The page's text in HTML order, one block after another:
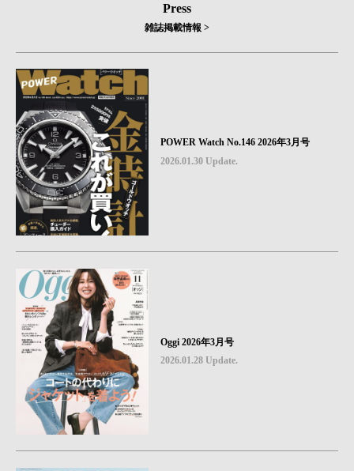
Press
雑誌掲載情報 >
POWER Watch No.146 2026年3月号
2026.01.30 Update.
Oggi 2026年3月号
2026.01.28 Update.